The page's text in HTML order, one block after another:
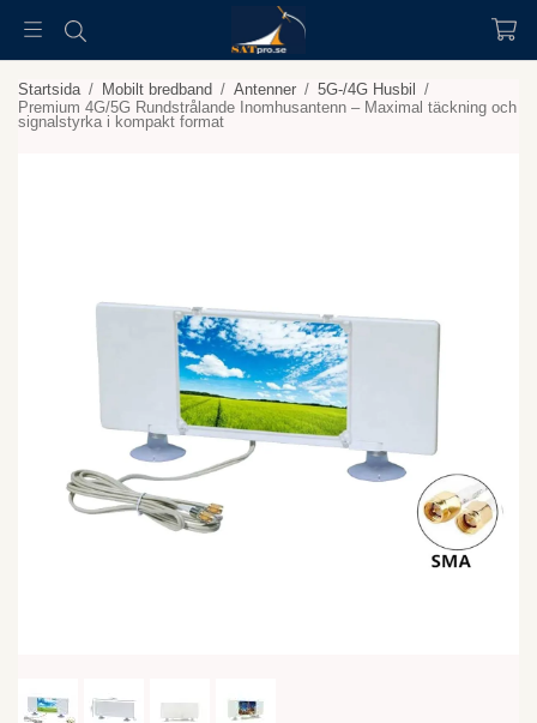
Startsida / Mobilt bredband / Antenner / 5G-/4G Husbil
/
Premium 4G/5G Rundstrålande Inomhusantenn – Maximal täckning och
signalstyrka i kompakt format